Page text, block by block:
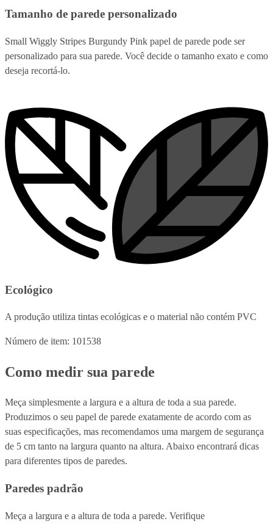
Tamanho de parede personalizado
Small Wiggly Stripes Burgundy Pink papel de parede pode ser
personalizado para sua parede. Você decide o tamanho exato e como
deseja recortá-lo.
Ecológico
A produção utiliza tintas ecológicas e o material não contém PVC
Número de item: 101538
Como medir sua parede
Meça simplesmente a largura e a altura de toda a sua parede.
Produzimos o seu papel de parede exatamente de acordo com as
suas especificações, mas recomendamos uma margem de segurança
de 5 cm tanto na largura quanto na altura. Abaixo encontrará dicas
para diferentes tipos de paredes.
Paredes padrão
Meça a largura e a altura de toda a parede. Verifique